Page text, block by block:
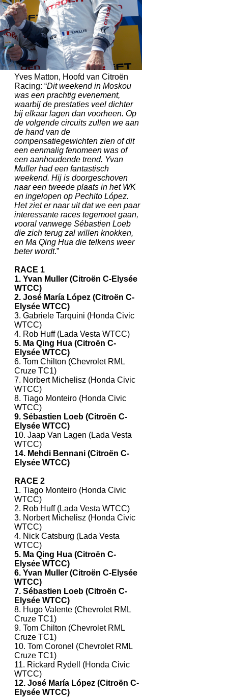
Yves Matton, Hoofd van Citroën
Racing: “Dit weekend in Moskou
was een prachtig evenement,
waarbij de prestaties veel dichter
bij elkaar lagen dan voorheen. Op
de volgende circuits zullen we aan
de hand van de
compensatiegewichten zien of dit
een eenmalig fenomeen was of
een aanhoudende trend. Yvan
Muller had een fantastisch
weekend. Hij is doorgeschoven
naar een tweede plaats in het WK
en ingelopen op Pechito López.
Het ziet er naar uit dat we een paar
interessante races tegemoet gaan,
vooral vanwege Sébastien Loeb
die zich terug zal willen knokken,
en Ma Qing Hua die telkens weer
beter wordt.”
RACE 1
1. Yvan Muller (Citroën C-Elysée
WTCC)
2. José María López (Citroën C-
Elysée WTCC)
3. Gabriele Tarquini (Honda Civic
WTCC)
4. Rob Huff (Lada Vesta WTCC)
5. Ma Qing Hua (Citroën C-
Elysée WTCC)
6. Tom Chilton (Chevrolet RML
Cruze TC1)
7. Norbert Michelisz (Honda Civic
WTCC)
8. Tiago Monteiro (Honda Civic
WTCC)
9. Sébastien Loeb (Citroën C-
Elysée WTCC)
10. Jaap Van Lagen (Lada Vesta
WTCC)
14. Mehdi Bennani (Citroën C-
Elysée WTCC)
RACE 2
1. Tiago Monteiro (Honda Civic
WTCC)
2. Rob Huff (Lada Vesta WTCC)
3. Norbert Michelisz (Honda Civic
WTCC)
4. Nick Catsburg (Lada Vesta
WTCC)
5. Ma Qing Hua (Citroën C-
Elysée WTCC)
6. Yvan Muller (Citroën C-Elysée
WTCC)
7. Sébastien Loeb (Citroën C-
Elysée WTCC)
8. Hugo Valente (Chevrolet RML
Cruze TC1)
9. Tom Chilton (Chevrolet RML
Cruze TC1)
10. Tom Coronel (Chevrolet RML
Cruze TC1)
11. Rickard Rydell (Honda Civic
WTCC)
12. José María López (Citroën C-
Elysée WTCC)